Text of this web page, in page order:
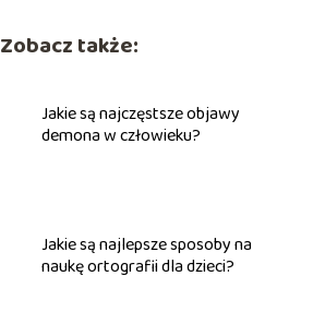
Zobacz także:
Jakie są najczęstsze objawy
demona w człowieku?
Jakie są najlepsze sposoby na
naukę ortografii dla dzieci?